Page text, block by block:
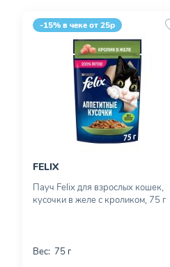
-15% в чеке от 25р
FELIX
Пауч Felix для взрослых кошек,
кусочки в желе с кроликом, 75 г
Вес: 75 г